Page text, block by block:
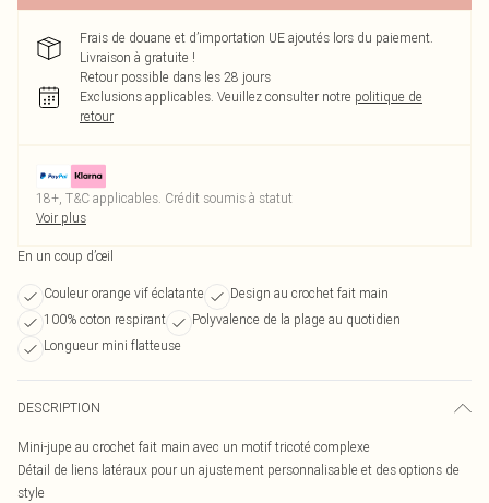
Frais de douane et d’importation UE ajoutés lors du paiement.
Livraison à gratuite !
Retour possible dans les 28 jours
Exclusions applicables. Veuillez consulter notre politique de
retour
18+, T&C applicables. Crédit soumis à statut
Voir plus
En un coup d’œil
Couleur orange vif éclatante
Design au crochet fait main
100% coton respirant
Polyvalence de la plage au quotidien
Longueur mini flatteuse
DESCRIPTION
Mini-jupe au crochet fait main avec un motif tricoté complexe
Détail de liens latéraux pour un ajustement personnalisable et des options de
style